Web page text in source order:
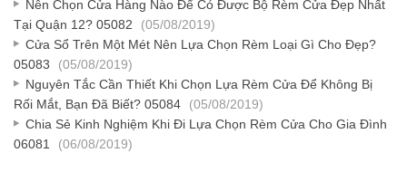
Nên Chọn Cửa Hàng Nào Để Có Được Bộ Rèm Cửa Đẹp Nhất
Tại Quận 12? 05082
(05/08/2019)
Cửa Sổ Trên Một Mét Nên Lựa Chọn Rèm Loại Gì Cho Đẹp?
05083
(05/08/2019)
Nguyên Tắc Cần Thiết Khi Chọn Lựa Rèm Cửa Để Không Bị
Rối Mắt, Bạn Đã Biết? 05084
(05/08/2019)
Chia Sẻ Kinh Nghiệm Khi Đi Lựa Chọn Rèm Cửa Cho Gia Đình
06081
(06/08/2019)